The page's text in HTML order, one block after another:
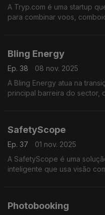
A Tryp.com é uma startup
para combinar voos,
Bling Energy
Ep. 38
08 nov. 2025
A Bling Energy atua na
principal barreira do sector,
SafetyScope
Ep. 37
01 nov. 2025
A SafetyScope é uma
inteligente que usa visão
Photobooking